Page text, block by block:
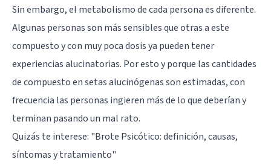
Sin embargo, el metabolismo de cada persona es diferente.
Algunas personas son más sensibles que otras a este
compuesto y con muy poca dosis ya pueden tener
experiencias alucinatorias. Por esto y porque las cantidades
de compuesto en setas alucinógenas son estimadas, con
frecuencia las personas ingieren más de lo que deberían y
terminan pasando un mal rato.
Quizás te interese: "Brote Psicótico: definición, causas,
síntomas y tratamiento"